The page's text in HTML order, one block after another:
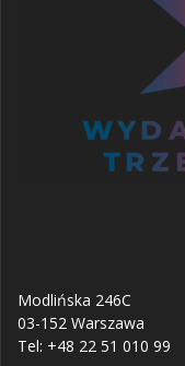
Modlińska 246C
03-152 Warszawa
Tel: +48 22 51 010 99